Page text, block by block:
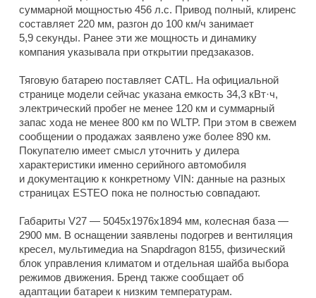
суммарной мощностью 456 л.с. Привод полный, клиренс
составляет 220 мм, разгон до 100 км/ч занимает
5,9 секунды. Ранее эти же мощность и динамику
компания указывала при открытии предзаказов.
Тяговую батарею поставляет CATL. На официальной
странице модели сейчас указана емкость 34,3 кВт·ч,
электрический пробег не менее 120 км и суммарный
запас хода не менее 800 км по WLTP. При этом в свежем
сообщении о продажах заявлено уже более 890 км.
Покупателю имеет смысл уточнить у дилера
характеристики именно серийного автомобиля
и документацию к конкретному VIN: данные на разных
страницах ESTEO пока не полностью совпадают.
Габариты V27 — 5045x1976x1894 мм, колесная база —
2900 мм. В оснащении заявлены подогрев и вентиляция
кресел, мультимедиа на Snapdragon 8155, физический
блок управления климатом и отдельная шайба выбора
режимов движения. Бренд также сообщает об
адаптации батареи к низким температурам.